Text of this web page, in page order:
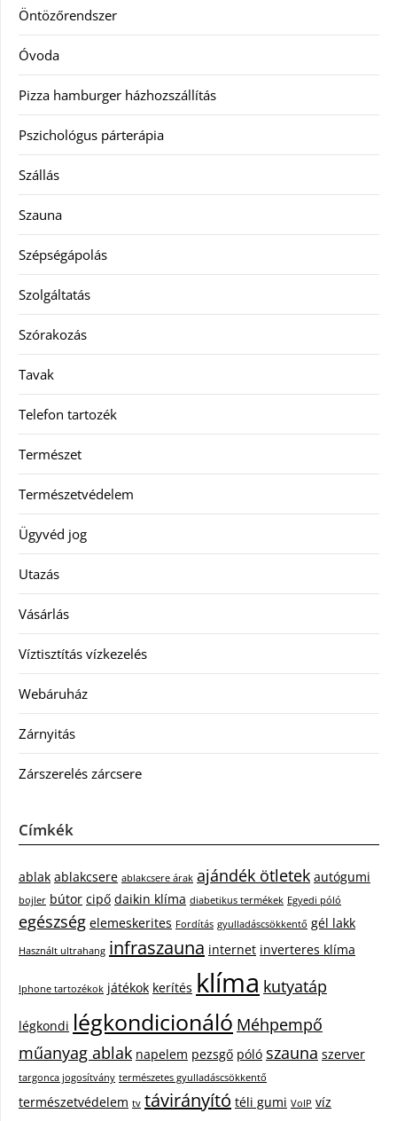
Öntözőrendszer
Óvoda
Pizza hamburger házhozszállítás
Pszichológus párterápia
Szállás
Szauna
Szépségápolás
Szolgáltatás
Szórakozás
Tavak
Telefon tartozék
Természet
Természetvédelem
Ügyvéd jog
Utazás
Vásárlás
Víztisztítás vízkezelés
Webáruház
Zárnyitás
Zárszerelés zárcsere
Címkék
ablak ablakcsere ablakcsere árak ajándék ötletek autógumi
bojler bútor cipő daikin klíma diabetikus termékek Egyedi póló
egészség elemeskerites Fordítás gyulladáscsökkentő gél lakk
Használt ultrahang infraszauna internet inverteres klíma
Iphone tartozékok játékok kerítés klíma kutyatáp
légkondi légkondicionáló Méhpempő
műanyag ablak napelem pezsgő póló szauna szerver
targonca jogosítvány természetes gyulladáscsökkentő
természetvédelem tv távirányító téli gumi VoIP víz